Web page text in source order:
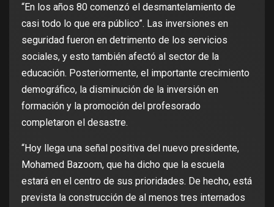
“En los años 80 comenzó el desmantelamiento de
casi todo lo que era público”. Las inversiones en
seguridad fueron en detrimento de los servicios
sociales, y esto también afectó al sector de la
educación. Posteriormente, el importante crecimiento
demográfico, la disminución de la inversión en
formación y la promoción del profesorado
completaron el desastre.
“Hoy llega una señal positiva del nuevo presidente,
Mohamed Bazoom, que ha dicho que la escuela
estará en el centro de sus prioridades. De hecho, está
prevista la construcción de al menos tres internados